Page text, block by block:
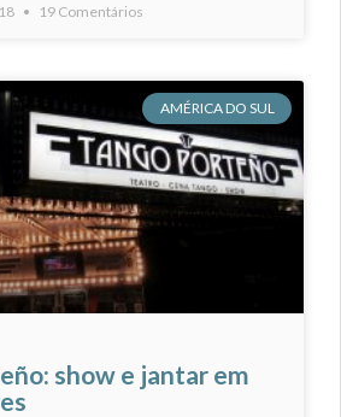
19 Comentários
AMÉRICA DO SUL
show e jantar em